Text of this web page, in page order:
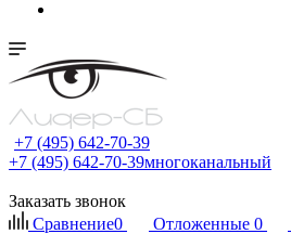
+7 (495) 642-70-39
+7 (495) 642-70-39многоканальный
Заказать звонок
Сравнение0 Отложенные 0